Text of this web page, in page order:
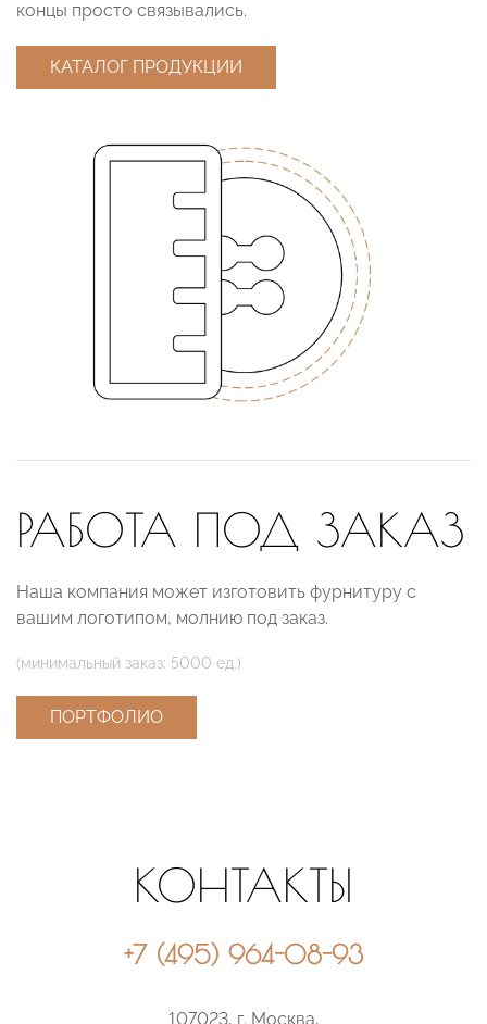
концы просто связывались.
КАТАЛОГ ПРОДУКЦИИ
РАБОТА ПОД ЗАКАЗ
Наша компания может изготовить фурнитуру с
вашим логотипом, молнию под заказ.
(минимальный заказ: 5000 ед.)
ПОРТФОЛИО
КОНТАКТЫ
+7 (495) 964-08-93
107023, г. Москва,